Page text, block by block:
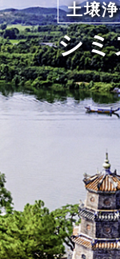
土壌
シミ